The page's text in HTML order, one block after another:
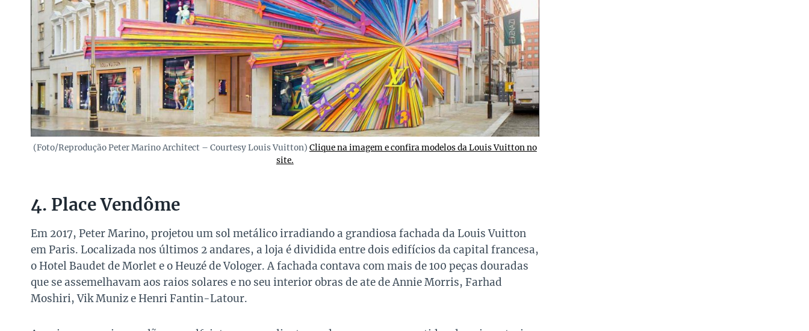
(Foto/Reprodução Peter Marino Architect – Courtesy Louis Vuitton) Clique na imagem e confira modelos da Louis Vuitton no
site.
4. Place Vendôme
Em 2017, Peter Marino, projetou um sol metálico irradiando a grandiosa fachada da Louis Vuitton
em Paris. Localizada nos últimos 2 andares, a loja é dividida entre dois edifícios da capital francesa,
o Hotel Baudet de Morlet e o Heuzé de Vologer. A fachada contava com mais de 100 peças douradas
que se assemelhavam aos raios solares e no seu interior obras de ate de Annie Morris, Farhad
Moshiri, Vik Muniz e Henri Fantin-Latour.